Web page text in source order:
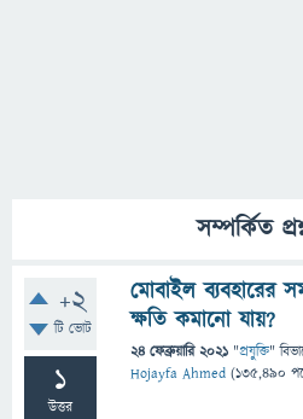
সম্পর্কিত
+2
টি ভোট
1
উত্তর
মোবাইল ব্যবহারের
ক্ষতি কমানো যায়?
24 ফেব্রুয়ারি 2021 "প্রযুক্তি"
Hojayfa Ahmed (135,490